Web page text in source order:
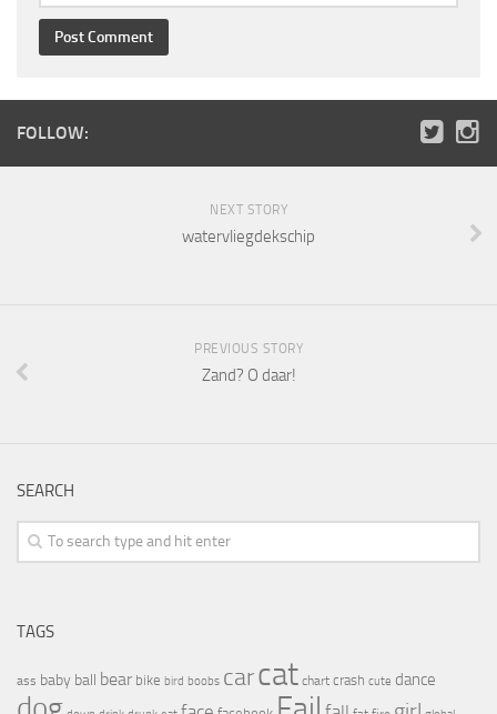
FOLLOW:
NEXT STORY
watervliegdekschip
PREVIOUS STORY
Zand? O daar!
SEARCH
TAGS
ass baby ball bear bike bird boobs carcat chart crash cute dance